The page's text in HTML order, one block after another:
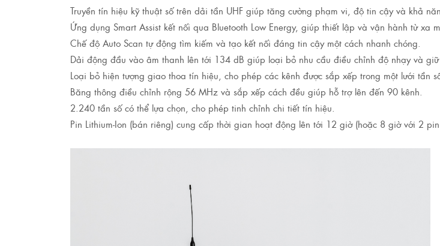
Truyền tín hiệu kỹ thuật số trên dải tần UHF giúp tăng cường phạm vi, độ tin cậy và khả
Ứng dụng Smart Assist kết nối qua Bluetooth Low Energy, giúp thiết lập và vận hành từ xa
Chế độ Auto Scan tự động tìm kiếm và tạo kết nối đáng tin cậy một cách nhanh chóng.
Dải động đầu vào âm thanh lên tới 134 dB giúp loại bỏ nhu cầu điều chỉnh độ nhạy và
Loại bỏ hiện tượng giao thoa tín hiệu, cho phép các kênh được sắp xếp trong một lưới tần
Băng thông điều chỉnh rộng 56 MHz và sắp xếp cách đều giúp hỗ trợ lên đến 90 kênh.
2.240 tần số có thể lựa chọn, cho phép tinh chỉnh chi tiết tín hiệu.
Pin Lithium-Ion (bán riêng) cung cấp thời gian hoạt động lên tới 12 giờ (hoặc 8 giờ với 2